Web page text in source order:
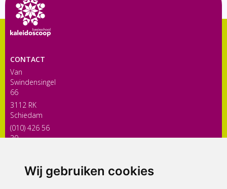
Wij gebruiken cookies
CONTACT
Van
Swindensingel
66
3112 RK
Schiedam
(010) 426 56
30
ONDERDEEL VAN